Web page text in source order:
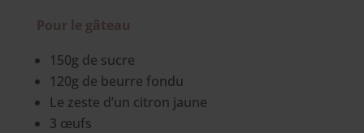
Pour le gâteau
150g de sucre
120g de beurre fondu
Le zeste d’un citron jaune
3 œufs